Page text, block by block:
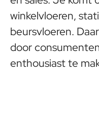
winkelvloeren,
beursvloeren.
door
enthousiast te